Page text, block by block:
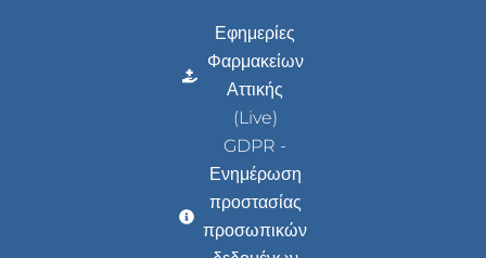
Εφημερίες
Φαρμακείων
Αττικής
(Live)
GDPR -
Ενημέρωση
προστασίας
προσωπικών